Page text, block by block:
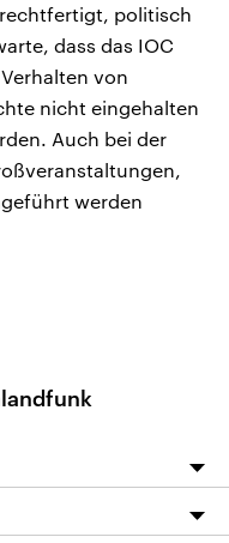
politisch
dass das IOC
von
nicht eingehalten
Auch bei der
werden